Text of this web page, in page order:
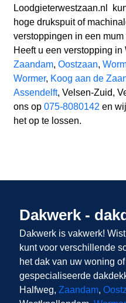
Loodgieterwestzaan.nl
hoge drukspuit of
verstoppingen in een
Heeft u een verstopping
Zaandam, Oostzaan,
Wormer, Koog aan de
Assendelft, Velsen-Zuid,
ons op 075-8080142 en
het op te lossen.
Dakwerk -
Dakwerk is vakwerk!
kunt voor verschillende
het dak van uw woning
gespecialiseerde
Halfweg, Zaandam,